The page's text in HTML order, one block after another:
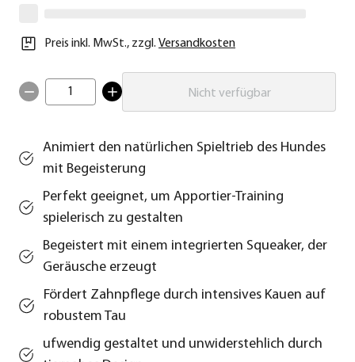
Preis inkl. MwSt., zzgl. Versandkosten
1 Nicht verfügbar
Animiert den natürlichen Spieltrieb des Hundes
mit Begeisterung
Perfekt geeignet, um Apportier-Training
spielerisch zu gestalten
Begeistert mit einem integrierten Squeaker, der
Geräusche erzeugt
Fördert Zahnpflege durch intensives Kauen auf
robustem Tau
ufwendig gestaltet und unwiderstehlich durch